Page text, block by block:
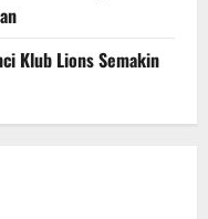
Klub Lions Semakin